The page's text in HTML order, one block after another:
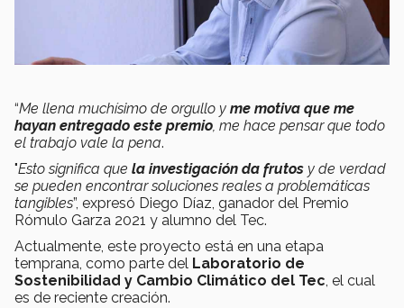
“Me llena muchísimo de orgullo y me motiva que me
hayan entregado este premio, me hace pensar que todo
el trabajo vale la pena.
"Esto significa que la investigación da frutos y de verdad
se pueden encontrar soluciones reales a problemáticas
tangibles”, expresó Diego Díaz, ganador del Premio
Rómulo Garza 2021 y alumno del Tec.
Actualmente, este proyecto está en una etapa
temprana, como parte del Laboratorio de
Sostenibilidad y Cambio Climático del Tec, el cual
es de reciente creación.